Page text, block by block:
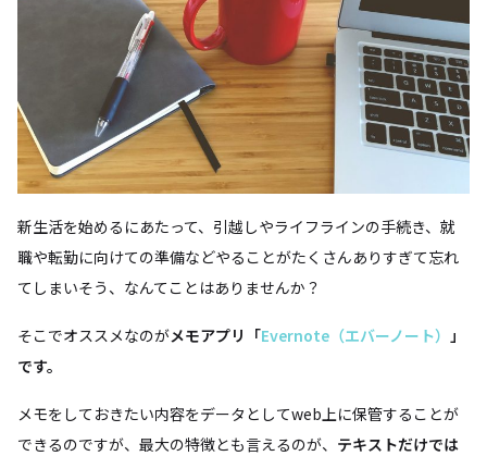
新生活を始めるにあたって、引越しやライフラインの手続き、就
職や転勤に向けての準備などやることがたくさんありすぎて忘れ
てしまいそう、なんてことはありませんか？
そこでオススメなのがメモアプリ「Evernote（エバーノート） 」
です。
メモをしておきたい内容をデータとしてweb上に保管することが
できるのですが、最大の特徴とも言えるのが、 テキストだけでは